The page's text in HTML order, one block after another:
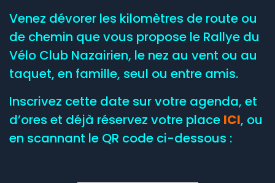
Venez dévorer les kilomètres de route ou
de chemin que vous propose le Rallye du
Vélo Club Nazairien, le nez au vent ou au
taquet, en famille, seul ou entre amis.
Inscrivez cette date sur votre agenda, et
d’ores et déjà réservez votre place ICI, ou
en scannant le QR code ci-dessous :